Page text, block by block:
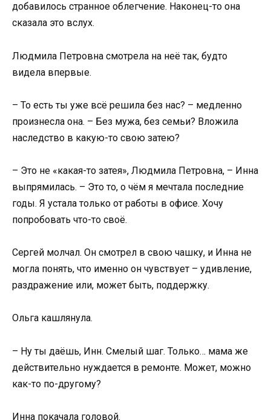
добавилось странное облегчение. Наконец-то она
сказала это вслух.
Людмила Петровна смотрела на неё так, будто
видела впервые.
– То есть ты уже всё решила без нас? – медленно
произнесла она. – Без мужа, без семьи? Вложила
наследство в какую-то свою затею?
– Это не «какая-то затея», Людмила Петровна, – Инна
выпрямилась. – Это то, о чём я мечтала последние
годы. Я устала только от работы в офисе. Хочу
попробовать что-то своё.
Сергей молчал. Он смотрел в свою чашку, и Инна не
могла понять, что именно он чувствует – удивление,
раздражение или, может быть, поддержку.
Ольга кашлянула.
– Ну ты даёшь, Инн. Смелый шаг. Только… мама же
действительно нуждается в ремонте. Может, можно
как-то по-другому?
Инна покачала головой.